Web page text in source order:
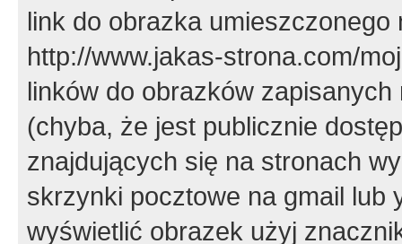
link do obrazka
http://www.jakas-strona.com/
linków do obrazków
(chyba, że jest publicznie
znajdujących się na stronach
skrzynki pocztowe na gmail lub
wyświetlić obrazek użyj